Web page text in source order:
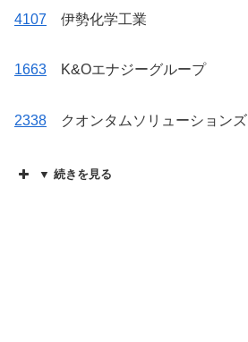
4107 伊勢化学工業
1663 K&Oエナジーグループ
2338 クオンタムソリューションズ
▼ 続きを見る